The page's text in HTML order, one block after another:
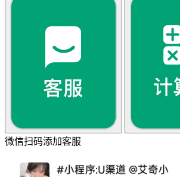
微信扫码添加客服